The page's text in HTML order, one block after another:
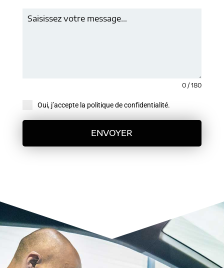
0 / 180
Oui, j’accepte la politique de confidentialité.
ENVOYER